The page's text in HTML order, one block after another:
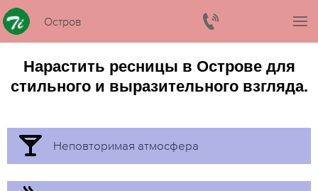
Остров
Нарастить ресницы в Острове для
стильного и выразительного взгляда.
Неповторимая атмосфера